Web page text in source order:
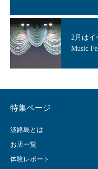
2月はイ
Music
特集ページ
淡路島とは
お店一覧
体験レポート